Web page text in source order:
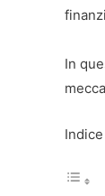
In
Indice